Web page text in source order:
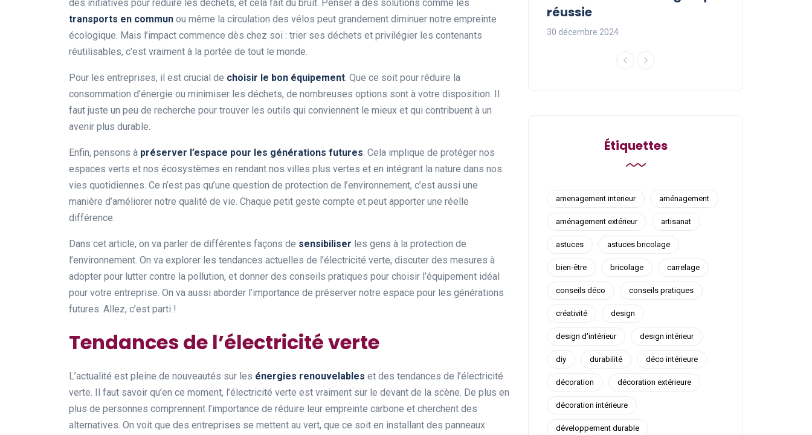
des initiatives pour réduire les déchets, et cela fait du bruit. Penser à des solutions comme les
transports en commun ou même la circulation des vélos peut grandement diminuer notre empreinte
écologique. Mais l’impact commence dès chez soi : trier ses déchets et privilégier les contenants
réutilisables, c’est vraiment à la portée de tout le monde.
Pour les entreprises, il est crucial de choisir le bon équipement. Que ce soit pour réduire la
consommation d’énergie ou minimiser les déchets, de nombreuses options sont à votre disposition. Il
faut juste un peu de recherche pour trouver les outils qui conviennent le mieux et qui contribuent à un
avenir plus durable.
Enfin, pensons à préserver l’espace pour les générations futures. Cela implique de protéger nos
espaces verts et nos écosystèmes en rendant nos villes plus vertes et en intégrant la nature dans nos
vies quotidiennes. Ce n’est pas qu’une question de protection de l’environnement, c’est aussi une
manière d’améliorer notre qualité de vie. Chaque petit geste compte et peut apporter une réelle
différence.
Dans cet article, on va parler de différentes façons de sensibiliser les gens à la protection de
l’environnement. On va explorer les tendances actuelles de l’électricité verte, discuter des mesures à
adopter pour lutter contre la pollution, et donner des conseils pratiques pour choisir l’équipement idéal
pour votre entreprise. On va aussi aborder l’importance de préserver notre espace pour les générations
futures. Allez, c’est parti !
Tendances de l’électricité verte
L’actualité est pleine de nouveautés sur les énergies renouvelables et des tendances de l’électricité
verte. Il faut savoir qu’en ce moment, l’électricité verte est vraiment sur le devant de la scène. De plus en
plus de personnes comprennent l’importance de réduire leur empreinte carbone et cherchent des
alternatives. On voit que des entreprises se mettent au vert, que ce soit en installant des panneaux
pour votre portefeuille
28 décembre 2024
réussie
30 décembre 2024
Étiquettes
amenagement interieur aménagement
aménagement extérieur artisanat
astuces astuces bricolage
bien-être bricolage carrelage
conseils déco conseils pratiques
créativité design
design d'intérieur design intérieur
diy durabilité déco intérieure
décoration décoration extérieure
décoration intérieure
développement durable